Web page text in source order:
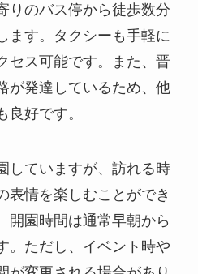
していますが、訪れる時
表情を楽しむことができ
開園時間は通常早朝から
ただし、イベント時や
することをお勧めしま